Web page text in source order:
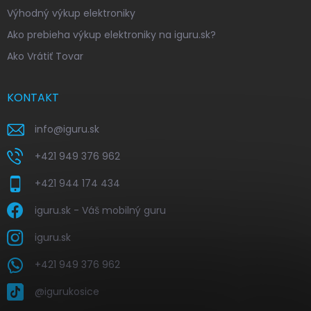
Výhodný výkup elektroniky
Ako prebieha výkup elektroniky na iguru.sk?
Ako Vrátiť Tovar
KONTAKT
info@iguru.sk
+421 949 376 962
+421 944 174 434
iguru.sk - Váš mobilný guru
iguru.sk
+421 949 376 962
@igurukosice